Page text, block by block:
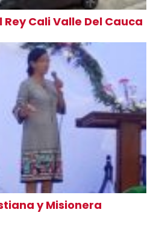
Rey Cali Valle Del Cauca
y Misionera